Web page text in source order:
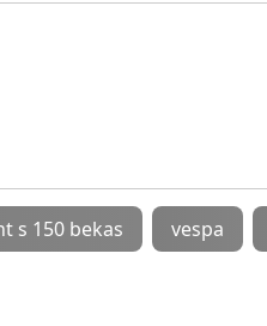
s 150 bekas vespa